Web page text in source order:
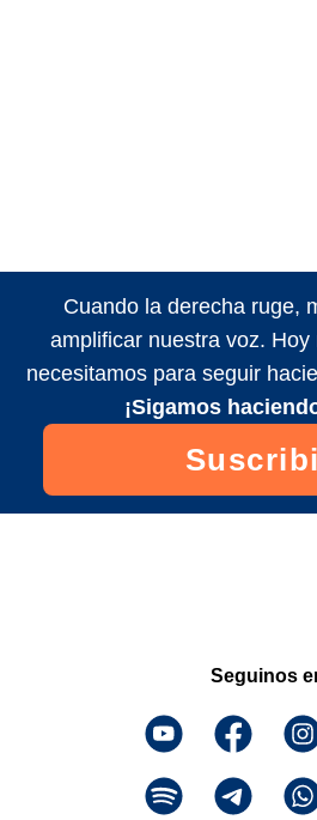
Cuando la derecha ruge,
amplificar nuestra voz.
necesitamos para seguir
¡Sigamos
Seguinos